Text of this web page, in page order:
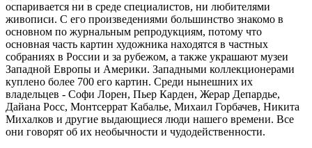
оспаривается ни в среде специалистов, ни любителями
живописи. С его произведениями большинство знакомо в
основном по журнальным репродукциям, потому что
основная часть картин художника находятся в частных
собраниях в России и за рубежом, а также украшают музеи
Западной Европы и Америки. Западными коллекционерами
куплено более 700 его картин. Среди нынешних их
владельцев - Софи Лорен, Пьер Карден, Жерар Депардье,
Дайана Росс, Монтсеррат Кабалье, Михаил Горбачев, Никита
Михалков и другие выдающиеся люди нашего времени. Все
они говорят об их необычности и чудодейственности.